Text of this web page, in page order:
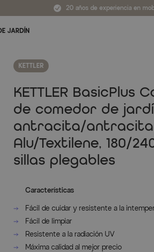
20 años de experiencia en
JARDÍN
KETTLER
KETTLER BasicPlus
de comedor de
antracita/
Alu/Textilene, 180/
sillas plegables
Características
Fácil de cuidar y resistente a la
Fácil de limpiar
Resistente a la radiación UV
Máxima calidad al mejor precio